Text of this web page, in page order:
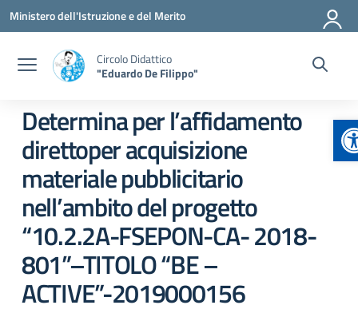
Vai ai contenuti
Vai al menu di navigazione
Vai al footer
Ministero dell'Istruzione e del Merito
Circolo Didattico
"Eduardo De Filippo"
Determina per l’affidamento
direttoper acquisizione
materiale pubblicitario
nell’ambito del progetto
“10.2.2A-FSEPON-CA- 2018-
801”–TITOLO “BE –
ACTIVE”-2019000156